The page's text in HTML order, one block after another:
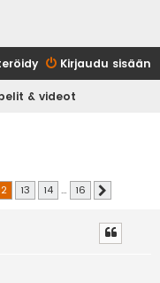
Kirjaudu sisään
& videot
13 14 … 16